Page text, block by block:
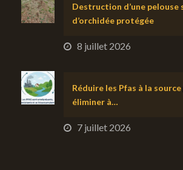
Destruction d’une pelouse
d’orchidée protégée
8 juillet 2026
Réduire les Pfas à la
éliminer à…
7 juillet 2026